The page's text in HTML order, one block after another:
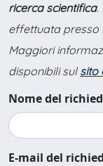
ricerca scientifica.
effettuata presso
Maggiori
disponibili sul sito
Nome del
E-mail del